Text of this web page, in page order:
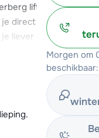
Morgen om
beschikbaar:
lift en op 1 km
je direct het het
liever een dagje
stopt op 70 meter
je naar het
kun je zelfs ook nog
Je pas is